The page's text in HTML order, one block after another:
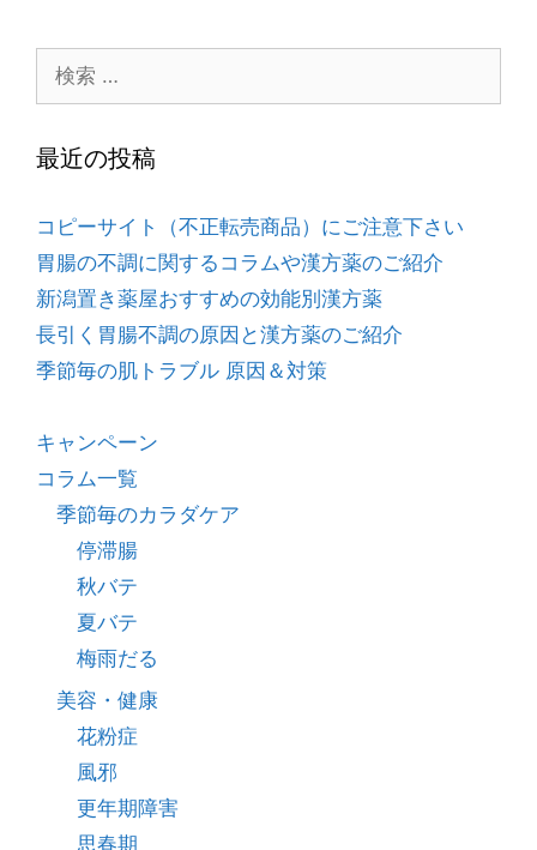
最近の投稿
コピーサイト（不正転売商品）にご注意下さい
胃腸の不調に関するコラムや漢方薬のご紹介
新潟置き薬屋おすすめの効能別漢方薬
長引く胃腸不調の原因と漢方薬のご紹介
季節毎の肌トラブル 原因＆対策
キャンペーン
コラム一覧
季節毎のカラダケア
停滞腸
秋バテ
夏バテ
梅雨だる
美容・健康
花粉症
風邪
更年期障害
思春期